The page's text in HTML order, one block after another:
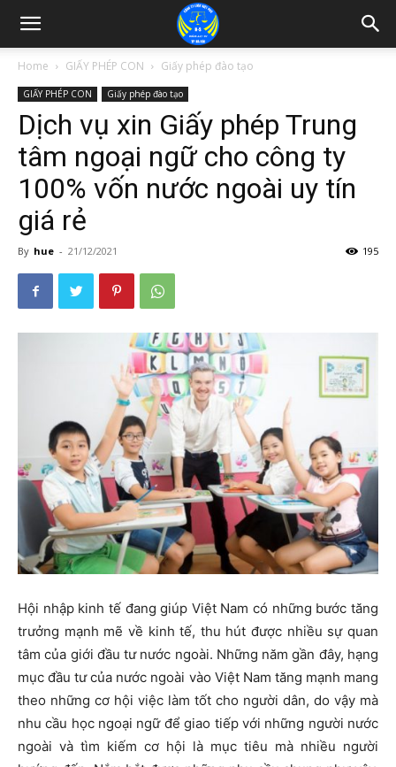
Home GIẤY PHÉP CON Giấy phép đào tạo
GIẤY PHÉP CON Giấy phép đào tạo
Dịch vụ xin Giấy phép Trung
tâm ngoại ngữ cho công ty
100% vốn nước ngoài uy tín
giá rẻ
By hue - 21/12/2021 195
Hội nhập kinh tế đang giúp Việt Nam có những bước tăng
trưởng mạnh mẽ về kinh tế, thu hút được nhiều sự quan
tâm của giới đầu tư nước ngoài. Những năm gần đây, hạng
mục đầu tư của nước ngoài vào Việt Nam tăng mạnh mang
theo những cơ hội việc làm tốt cho người dân, do vậy mà
nhu cầu học ngoại ngữ để giao tiếp với những người nước
ngoài và tìm kiếm cơ hội là mục tiêu mà nhiều người